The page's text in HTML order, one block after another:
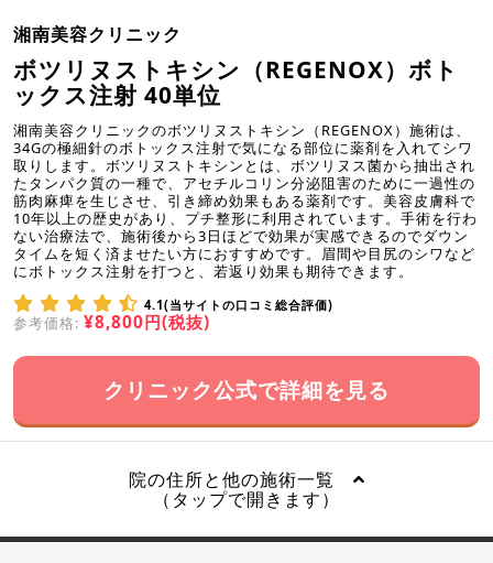
湘南美容クリニック
ボツリヌストキシン（REGENOX）ボト
ックス注射 40単位
湘南美容クリニックのボツリヌストキシン（REGENOX）施術は、
34Gの極細針のボトックス注射で気になる部位に薬剤を入れてシワ
取りします。ボツリヌストキシンとは、ボツリヌス菌から抽出され
たタンパク質の一種で、アセチルコリン分泌阻害のために一過性の
筋肉麻痺を生じさせ、引き締め効果もある薬剤です。美容皮膚科で
10年以上の歴史があり、プチ整形に利用されています。手術を行わ
ない治療法で、施術後から3日ほどで効果が実感できるのでダウン
タイムを短く済ませたい方におすすめです。眉間や目尻のシワなど
にボトックス注射を打つと、若返り効果も期待できます。
4.1(当サイトの口コミ総合評価)
参考価格: ¥8,800円(税抜)
クリニック公式で詳細を見る
院の住所と他の施術一覧
（タップで開きます）